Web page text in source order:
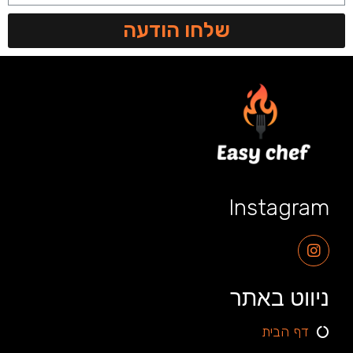
שלחו הודעה
Instagram
ניווט באתר
דף הבית